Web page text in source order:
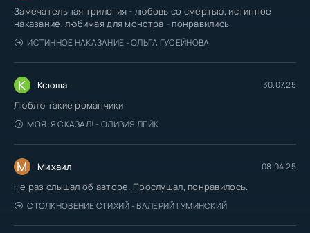
Замечательная трилогия - любовь со смертью, истинное
наказание, любимая для монстра - понравились
ИСТИННОЕ НАКАЗАНИЕ - ОЛЬГА ГУСЕЙНОВА
К Ксюша 30.07.25
Люблю такие романчики
МОЯ. Я СКАЗАЛ! - ОЛИВИЯ ЛЕЙК
М Михаил 08.04.25
Не раз слышал об авторе. Прослушал, понравилось.
СТОЛКНОВЕНИЕ СТИХИЙ - ВАЛЕРИЙ ГУМИНСКИЙ